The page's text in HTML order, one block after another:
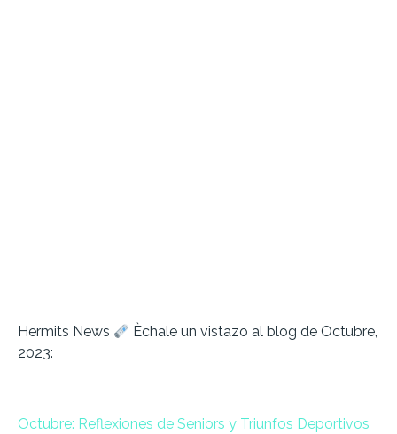
Hermits News
Èchale un vistazo al blog de Octubre,
2023:
Octubre: Reflexiones de Seniors y Triunfos Deportivos